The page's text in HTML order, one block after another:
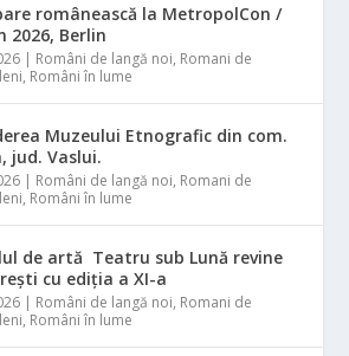
românească la MetropolCon /
2026, Berlin
| Români de langă noi, Romani de
, Români în lume
Muzeului Etnografic din com.
jud. Vaslui.
| Români de langă noi, Romani de
, Români în lume
de artă Teatru sub Lună revine
cu ediția a XI-a
| Români de langă noi, Romani de
, Români în lume